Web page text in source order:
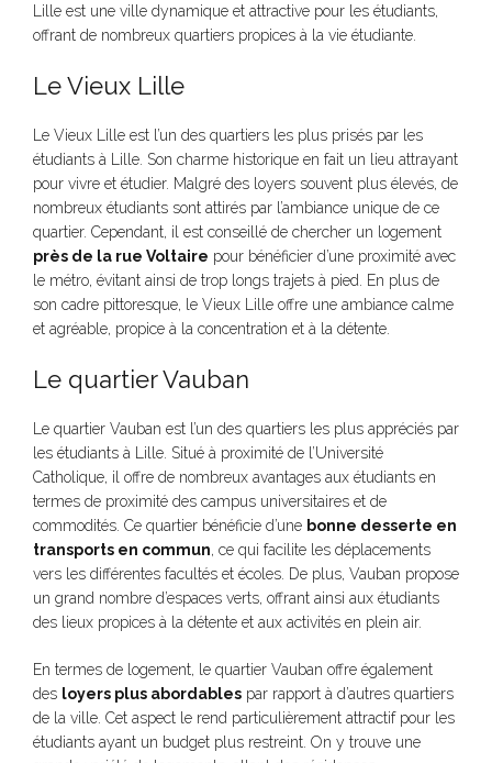
Lille est une ville dynamique et attractive pour les étudiants,
offrant de nombreux quartiers propices à la vie étudiante.
Le Vieux Lille
Le Vieux Lille est l’un des quartiers les plus prisés par les
étudiants à Lille. Son charme historique en fait un lieu attrayant
pour vivre et étudier. Malgré des loyers souvent plus élevés, de
nombreux étudiants sont attirés par l’ambiance unique de ce
quartier. Cependant, il est conseillé de chercher un logement
près de la rue Voltaire pour bénéficier d’une proximité avec
le métro, évitant ainsi de trop longs trajets à pied. En plus de
son cadre pittoresque, le Vieux Lille offre une ambiance calme
et agréable, propice à la concentration et à la détente.
Le quartier Vauban
Le quartier Vauban est l’un des quartiers les plus appréciés par
les étudiants à Lille. Situé à proximité de l’Université
Catholique, il offre de nombreux avantages aux étudiants en
termes de proximité des campus universitaires et de
commodités. Ce quartier bénéficie d’une bonne desserte en
transports en commun, ce qui facilite les déplacements
vers les différentes facultés et écoles. De plus, Vauban propose
un grand nombre d’espaces verts, offrant ainsi aux étudiants
des lieux propices à la détente et aux activités en plein air.
En termes de logement, le quartier Vauban offre également
des loyers plus abordables par rapport à d’autres quartiers
de la ville. Cet aspect le rend particulièrement attractif pour les
étudiants ayant un budget plus restreint. On y trouve une